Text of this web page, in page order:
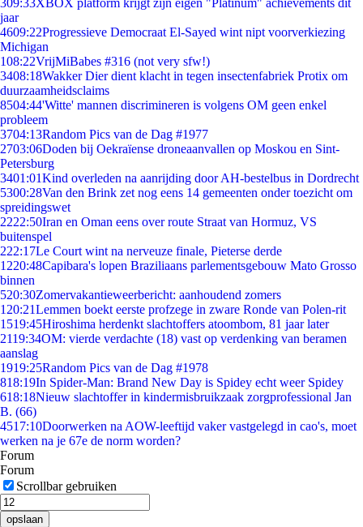
309:33XBOX platform krijgt zijn eigen "Platinum" achievements dit
jaar
4609:22Progressieve Democraat El-Sayed wint nipt voorverkiezing
Michigan
108:22VrijMiBabes #316 (not very sfw!)
3408:18Wakker Dier dient klacht in tegen insectenfabriek Protix om
duurzaamheidsclaims
8504:44'Witte' mannen discrimineren is volgens OM geen enkel
probleem
3704:13Random Pics van de Dag #1977
2703:06Doden bij Oekraïense droneaanvallen op Moskou en Sint-
Petersburg
3401:01Kind overleden na aanrijding door AH-bestelbus in Dordrecht
5300:28Van den Brink zet nog eens 14 gemeenten onder toezicht om
spreidingswet
2222:50Iran en Oman eens over route Straat van Hormuz, VS
buitenspel
222:17Le Court wint na nerveuze finale, Pieterse derde
1220:48Capibara's lopen Braziliaans parlementsgebouw Mato Grosso
binnen
520:30Zomervakantieweerbericht: aanhoudend zomers
1 20:21Lemmen boekt eerste profzege in zware Ronde van Polen-rit
1519:45Hiroshima herdenkt slachtoffers atoombom, 81 jaar later
2119:34OM: vierde verdachte (18) vast op verdenking van beramen
aanslag
1919:25Random Pics van de Dag #1978
818:19In Spider-Man: Brand New Day is Spidey echt weer Spidey
618:18Nieuw slachtoffer in kindermisbruikzaak zorgprofessional Jan
B. (66)
4517:10Doorwerken na AOW-leeftijd vaker vastgelegd in cao's, moet
werken na je 67e de norm worden?
Forum
Forum
Scrollbar gebruiken
opslaan